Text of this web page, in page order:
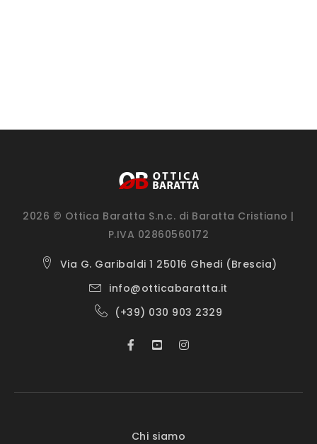
2026 © Ottica Baratta S.n.c. di Baratta Cristiano |
P.IVA 02860560172
Via G. Garibaldi 1 25016 Ghedi (Brescia)
info@otticabaratta.it
(+39) 030 903 2329
Chi siamo